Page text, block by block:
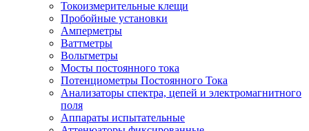
Токоизмерительные клещи
Пробойные установки
Амперметры
Ваттметры
Вольтметры
Мосты постоянного тока
Потенциометры Постоянного Тока
Анализаторы спектра, цепей и электромагнитного
поля
Аппараты испытательные